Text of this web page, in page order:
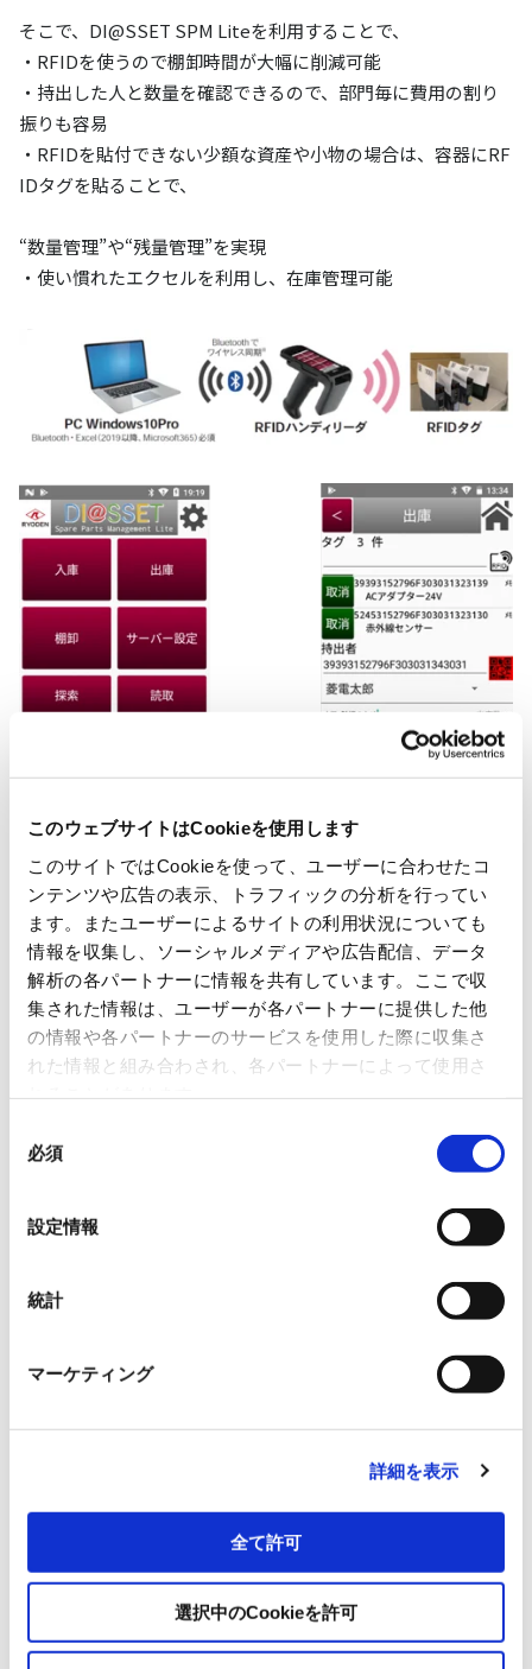
このウェブサイトはCookieを使用します
このサイトではCookieを使って、ユーザーに合わせたコ
ンテンツや広告の表示、トラフィックの分析を行ってい
ます。またユーザーによるサイトの利用状況についても
情報を収集し、ソーシャルメディアや広告配信、データ
解析の各パートナーに情報を共有しています。ここで収
集された情報は、ユーザーが各パートナーに提供した他
の情報や各パートナーのサービスを使用した際に収集さ
れた情報と組み合わされ、各パートナーによって使用さ
必須
設定情報
統計
マーケティング
詳細を表示
全て許可
選択中のCookieを許可
そこで、DI@SSET SPM Liteを利用することで、
・RFIDを使うので棚卸時間が大幅に削減可能
・持出した人と数量を確認できるので、部門毎に費用の割り
振りも容易
・RFIDを貼付できない少額な資産や小物の場合は、容器にRF
IDタグを貼ることで、
“数量管理”や“残量管理”を実現
・使い慣れたエクセルを利用し、在庫管理可能
④RFIDを導入したい方にマルチな読取＆
転送ツール “DI@SSET Inventory”
RFIDシステムにより効率化、自動化を試行したいけれど、ソ
フトウェア開発のコストがネックになることがあります。
本ツールを導入することで安価に簡単にRFIDシステムを導
入することが可能になります。
・ 読取、エンコード、探索、棚卸、紐付＆紐付解除機能を実
・“いつ”“誰が”“どこで”“何を”“どのように”(4W1H)を記録し
・ Bluetooth又はUSB接続にて管理端末にデータを転送しま
す